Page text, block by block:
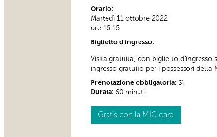
Orario:
Martedì 11 ottobre 2022
ore 15.15
Biglietto d'ingresso:
Visita gratuita, con biglietto d'ingresso
ingresso gratuito per i possessori della
Prenotazione obbligatoria: Sì
Durata: 60 minuti
Gratis con la MIC card